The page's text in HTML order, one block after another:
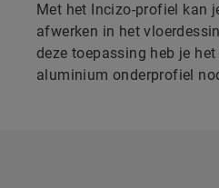
Met het Incizo-profiel kan
afwerken in het
deze toepassing heb je
aluminium onderprofiel